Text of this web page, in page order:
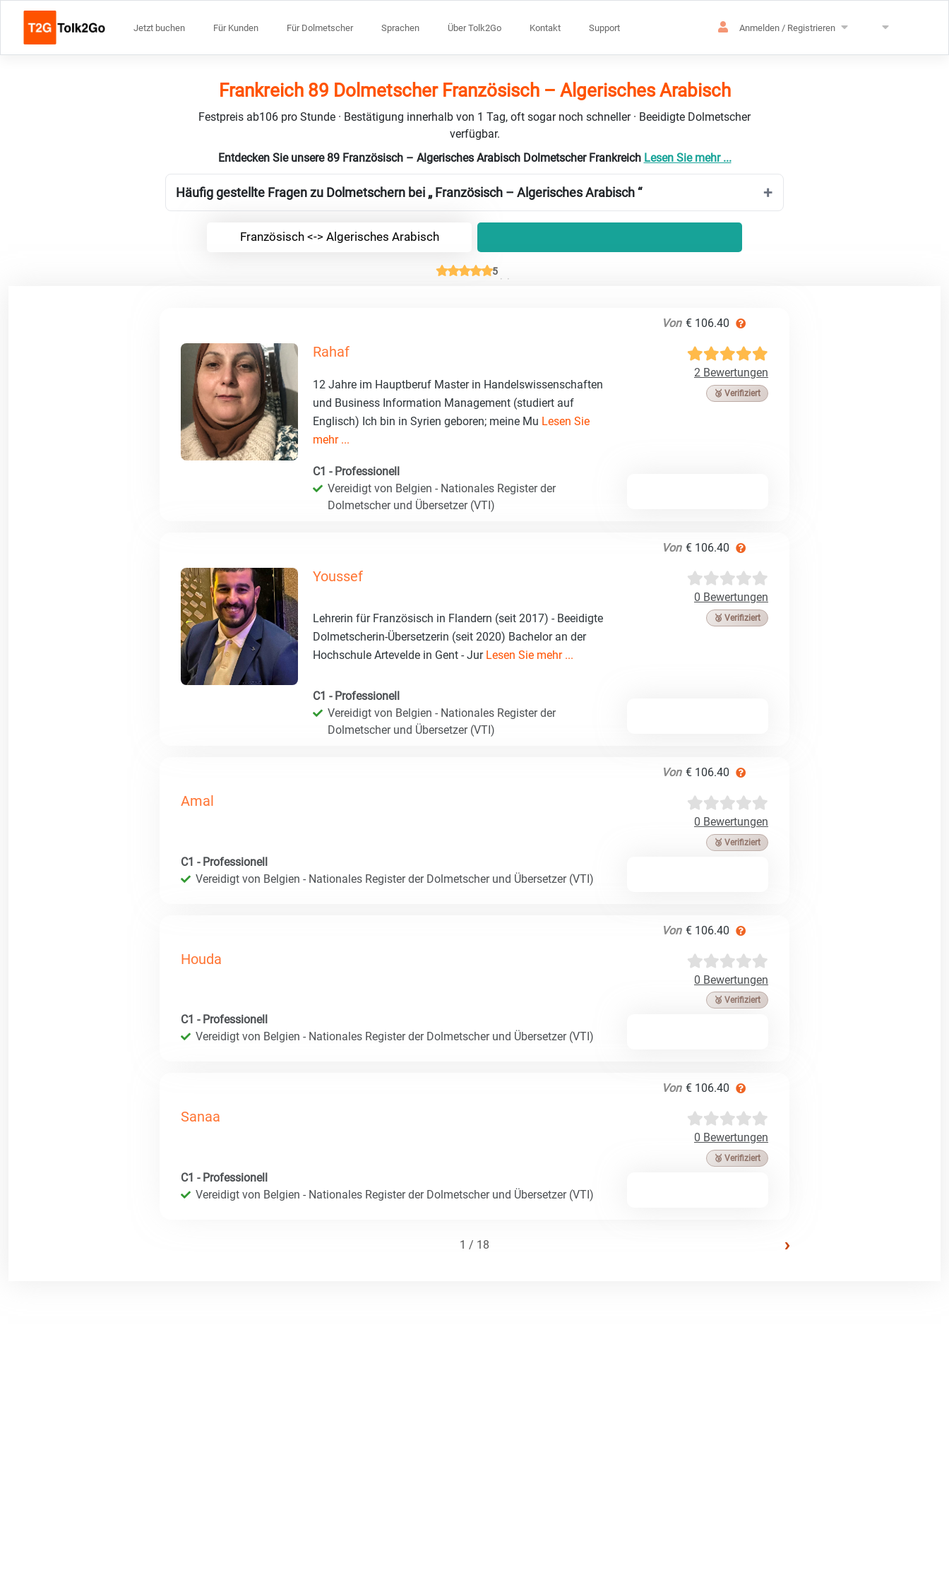
Jetzt buchen Für Kunden Für Dolmetscher Sprachen Über Tolk2Go Kontakt Support Anmelden / Registrieren
Frankreich 89 Dolmetscher Französisch – Algerisches Arabisch
Festpreis ab106 pro Stunde · Bestätigung innerhalb von 1 Tag, oft sogar noch schneller · Beeidigte Dolmetscher
verfügbar.
Entdecken Sie unsere 89 Französisch – Algerisches Arabisch Dolmetscher Frankreich Lesen Sie mehr ...
Häufig gestellte Fragen zu Dolmetschern bei „ Französisch – Algerisches Arabisch “
Französisch <-> Algerisches Arabisch
5
Von € 106.40
Rahaf
2 Bewertungen
🥉 Verifiziert
12 Jahre im Hauptberuf Master in Handelswissenschaften
und Business Information Management (studiert auf
Englisch) Ich bin in Syrien geboren; meine Mu Lesen Sie
mehr ...
C1 - Professionell
Vereidigt von Belgien - Nationales Register der
Dolmetscher und Übersetzer (VTI)
Von € 106.40
Youssef
0 Bewertungen
🥉 Verifiziert
Lehrerin für Französisch in Flandern (seit 2017) - Beeidigte
Dolmetscherin-Übersetzerin (seit 2020) Bachelor an der
Hochschule Artevelde in Gent - Jur Lesen Sie mehr ...
C1 - Professionell
Vereidigt von Belgien - Nationales Register der
Dolmetscher und Übersetzer (VTI)
Von € 106.40
Amal
0 Bewertungen
🥉 Verifiziert
C1 - Professionell
Vereidigt von Belgien - Nationales Register der Dolmetscher und Übersetzer (VTI)
Von € 106.40
Houda
0 Bewertungen
🥉 Verifiziert
C1 - Professionell
Vereidigt von Belgien - Nationales Register der Dolmetscher und Übersetzer (VTI)
Von € 106.40
Sanaa
0 Bewertungen
🥉 Verifiziert
C1 - Professionell
Vereidigt von Belgien - Nationales Register der Dolmetscher und Übersetzer (VTI)
1 / 18 ›